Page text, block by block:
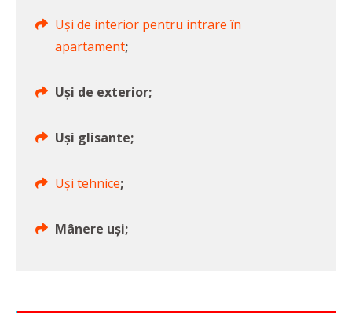
Uși de interior pentru intrare în
apartament;
Uși de exterior;
Uși glisante;
Uși tehnice;
Mânere uși;